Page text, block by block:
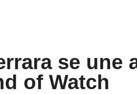
se une
of Watch